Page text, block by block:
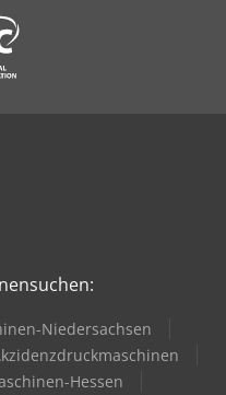
Niedersachsen
Hessen